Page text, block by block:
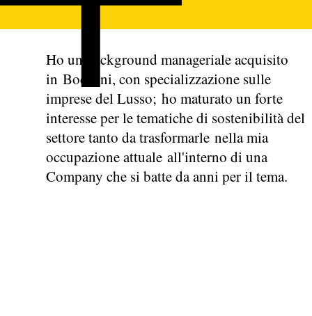
Ho un background manageriale acquisito
in Bocconi, con specializzazione sulle
imprese del Lusso; ho maturato un forte
interesse per le tematiche di sostenibilità del
settore tanto da trasformarle nella mia
occupazione attuale all'interno di una
Company che si batte da anni per il tema.